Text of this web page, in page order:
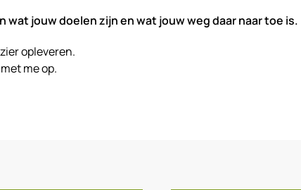
jouw doelen zijn en wat jouw weg daar naar toe is.
opleveren.
met me op.